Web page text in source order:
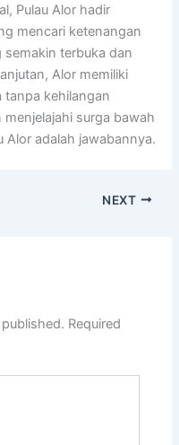
Pulau Alor hadir
mencari ketenangan
semakin terbuka dan
Alor memiliki
tanpa kehilangan
surga bawah
Alor adalah jawabannya.
NEXT
Required